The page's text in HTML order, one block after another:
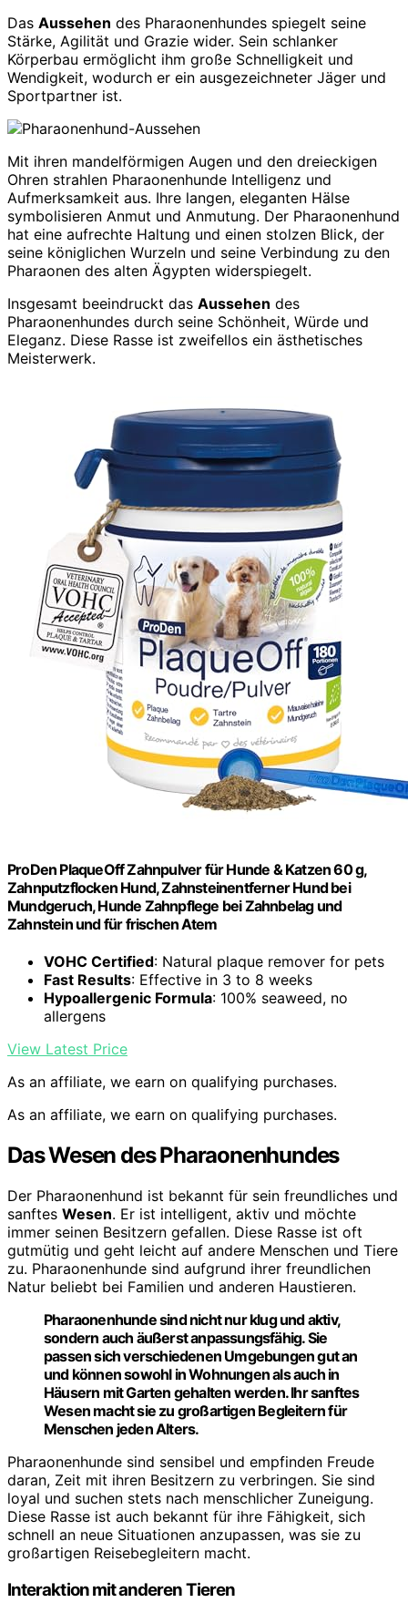
Das Aussehen des Pharaonenhundes spiegelt seine
Stärke, Agilität und Grazie wider. Sein schlanker
Körperbau ermöglicht ihm große Schnelligkeit und
Wendigkeit, wodurch er ein ausgezeichneter Jäger und
Sportpartner ist.
Mit ihren mandelförmigen Augen und den dreieckigen
Ohren strahlen Pharaonenhunde Intelligenz und
Aufmerksamkeit aus. Ihre langen, eleganten Hälse
symbolisieren Anmut und Anmutung. Der Pharaonenhund
hat eine aufrechte Haltung und einen stolzen Blick, der
seine königlichen Wurzeln und seine Verbindung zu den
Pharaonen des alten Ägypten widerspiegelt.
Insgesamt beeindruckt das Aussehen des
Pharaonenhundes durch seine Schönheit, Würde und
Eleganz. Diese Rasse ist zweifellos ein ästhetisches
Meisterwerk.
ProDen PlaqueOff Zahnpulver für Hunde & Katzen 60 g,
Zahnputzflocken Hund, Zahnsteinentferner Hund bei
Mundgeruch, Hunde Zahnpflege bei Zahnbelag und
Zahnstein und für frischen Atem
VOHC Certified: Natural plaque remover for pets
Fast Results: Effective in 3 to 8 weeks
Hypoallergenic Formula: 100% seaweed, no
allergens
View Latest Price
As an affiliate, we earn on qualifying purchases.
As an affiliate, we earn on qualifying purchases.
Das Wesen des Pharaonenhundes
Der Pharaonenhund ist bekannt für sein freundliches und
sanftes Wesen. Er ist intelligent, aktiv und möchte
immer seinen Besitzern gefallen. Diese Rasse ist oft
gutmütig und geht leicht auf andere Menschen und Tiere
zu. Pharaonenhunde sind aufgrund ihrer freundlichen
Natur beliebt bei Familien und anderen Haustieren.
Pharaonenhunde sind nicht nur klug und aktiv,
sondern auch äußerst anpassungsfähig. Sie
passen sich verschiedenen Umgebungen gut an
und können sowohl in Wohnungen als auch in
Häusern mit Garten gehalten werden. Ihr sanftes
Wesen macht sie zu großartigen Begleitern für
Menschen jeden Alters.
Pharaonenhunde sind sensibel und empfinden Freude
daran, Zeit mit ihren Besitzern zu verbringen. Sie sind
loyal und suchen stets nach menschlicher Zuneigung.
Diese Rasse ist auch bekannt für ihre Fähigkeit, sich
schnell an neue Situationen anzupassen, was sie zu
großartigen Reisebegleitern macht.
Interaktion mit anderen Tieren